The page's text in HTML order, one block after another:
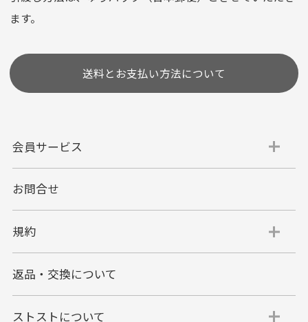
代金引換
代引手数料一律400円
す。
代金引換でのお支払い方法は現金のみとなりま
す。
ます。
送料とお支払い方法について
会員サービス
お問合せ
規約
返品・交換について
ストストについて